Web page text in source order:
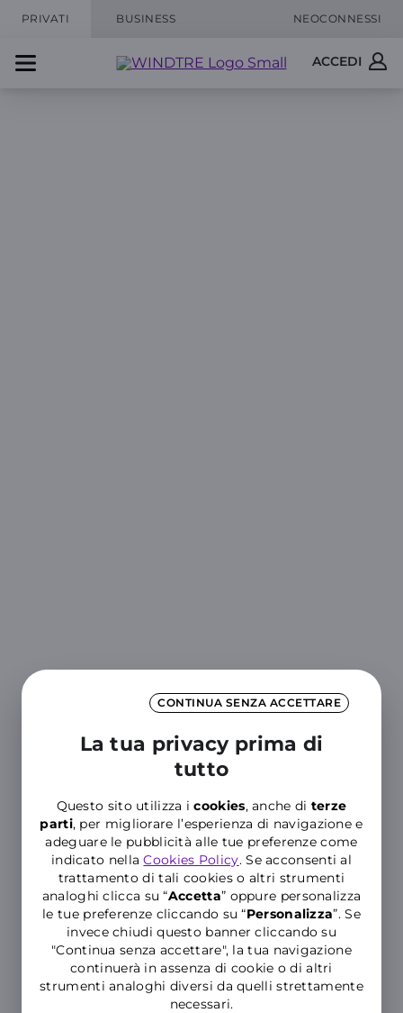
CONTINUA SENZA ACCETTARE
La tua privacy prima di
tutto
Questo sito utilizza icookies, anche di terze
parti, per migliorare l’esperienza di navigazione e
adeguare le pubblicità alle tue preferenze come
indicato nellaCookies Policy. Se acconsenti al
trattamento di tali cookies o altri strumenti
analoghi clicca su “Accetta” oppure personalizza
le tue preferenze cliccando su “Personalizza”. Se
invece chiudi questo banner cliccando su
"Continua senza accettare", la tua navigazione
continuerà in assenza di cookie o di altri
strumenti analoghi diversi da quelli strettamente
necessari.
PRIVATI BUSINESS NEOCONNESSI
ACCEDI